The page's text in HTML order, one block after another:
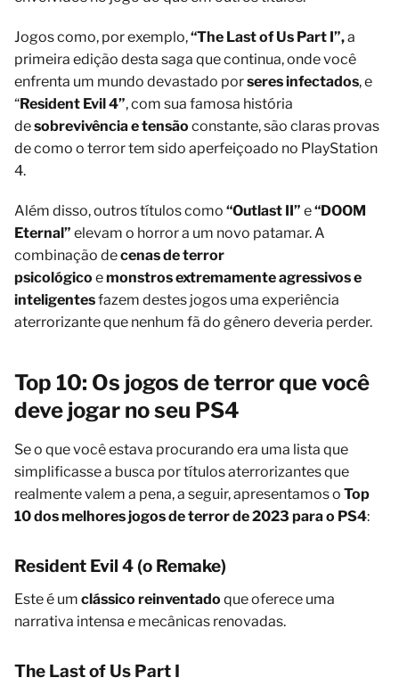
Jogos como, por exemplo,“The Last of Us Part I”,a
primeira edição desta saga que continua, onde você
enfrenta um mundo devastado porseres infectados, e
“Resident Evil 4”, com sua famosa história
desobrevivência e tensão constante, são claras provas
de como o terror tem sido aperfeiçoado no PlayStation
4.
Além disso, outros títulos como “Outlast II” e“DOOM
Eternal” elevam o horror a um novo patamar. A
combinação decenas de terror
psicológico emonstros extremamente agressivos e
inteligentesfazem destes jogos uma experiência
aterrorizante que nenhum fã do gênero deveria perder.
Top 10: Os jogos de terror que você
deve jogar no seu PS4
Se o que você estava procurando era uma lista que
simplificasse a busca por títulos aterrorizantes que
realmente valem a pena, a seguir, apresentamos o Top
10 dos melhores jogos de terror de 2023 para o PS4:
Resident Evil 4 (o Remake)
Este é um clássico reinventado que oferece uma
narrativa intensa e mecânicas renovadas.
The Last of Us Part I